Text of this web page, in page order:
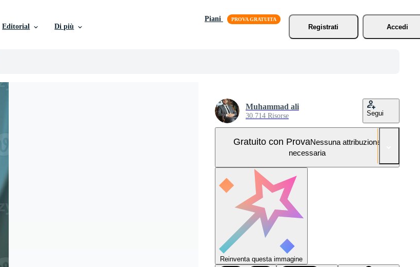
Editorial Di più
Piani
Registrati
Accedi
Muhammad ali
30.714 Risorse Segui
Gratuito con ProvaNessuna attribuzione
necessaria
Reinventa questa immagine